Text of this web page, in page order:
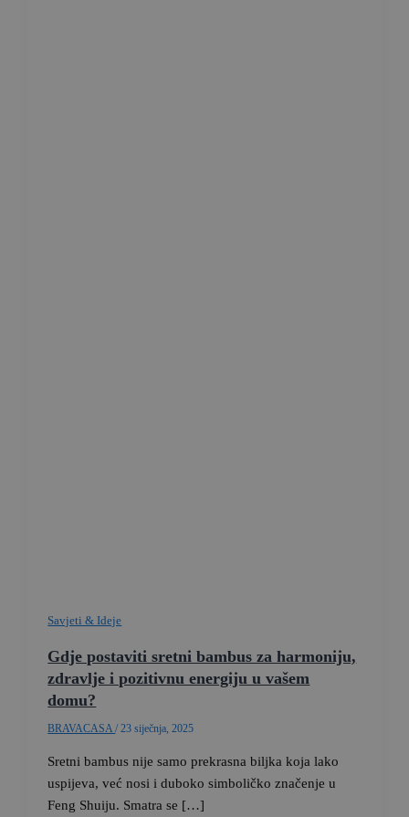
Savjeti & Ideje
Gdje postaviti sretni bambus za harmoniju,
zdravlje i pozitivnu energiju u vašem
domu?
BRAVACASA/23 siječnja, 2025
Sretni bambus nije samo prekrasna biljka koja lako
uspijeva, već nosi i duboko simboličko značenje u
Feng Shuiju. Smatra se […]